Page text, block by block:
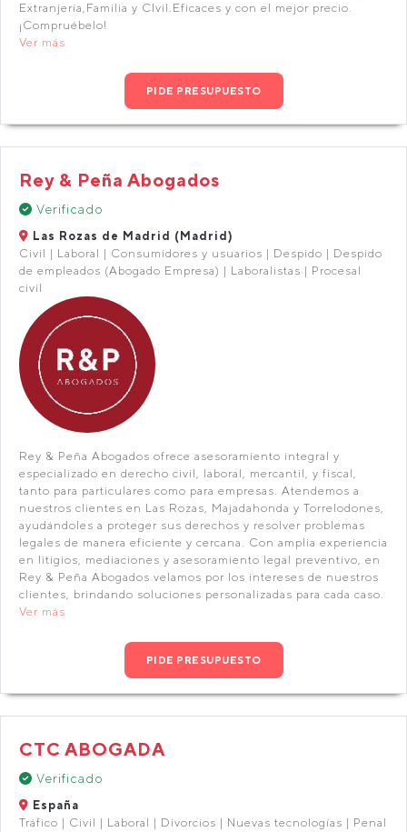
Extranjería,Familia y CIvil.Eficaces y con el mejor precio.
¡Compruébelo!
Ver más
PIDE PRESUPUESTO
Rey & Peña Abogados
Verificado
Las Rozas de Madrid (Madrid)
Civil | Laboral | Consumidores y usuarios | Despido | Despido
de empleados (Abogado Empresa) | Laboralistas | Procesal
civil
Rey & Peña Abogados ofrece asesoramiento integral y
especializado en derecho civil, laboral, mercantil, y fiscal,
tanto para particulares como para empresas. Atendemos a
nuestros clientes en Las Rozas, Majadahonda y Torrelodones,
ayudándoles a proteger sus derechos y resolver problemas
legales de manera eficiente y cercana. Con amplia experiencia
en litigios, mediaciones y asesoramiento legal preventivo, en
Rey & Peña Abogados velamos por los intereses de nuestros
clientes, brindando soluciones personalizadas para cada caso.
Ver más
PIDE PRESUPUESTO
CTC ABOGADA
Verificado
España
Tráfico | Civil | Laboral | Divorcios | Nuevas tecnologías | Penal